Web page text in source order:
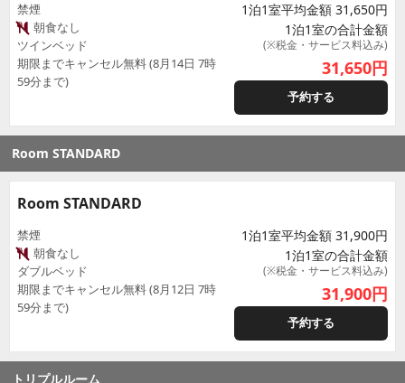
禁煙
朝食なし
ツインベッド
期限までキャンセル無料 (8月14日 7時
59分まで)
1泊1室平均金額 31,650円
1泊1室の合計金額
(※税金・サービス料込み)
31,650円
予約する
Room STANDARD
Room STANDARD
禁煙
朝食なし
ダブルベッド
期限までキャンセル無料 (8月12日 7時
59分まで)
1泊1室平均金額 31,900円
1泊1室の合計金額
(※税金・サービス料込み)
31,900円
予約する
トリプルルーム